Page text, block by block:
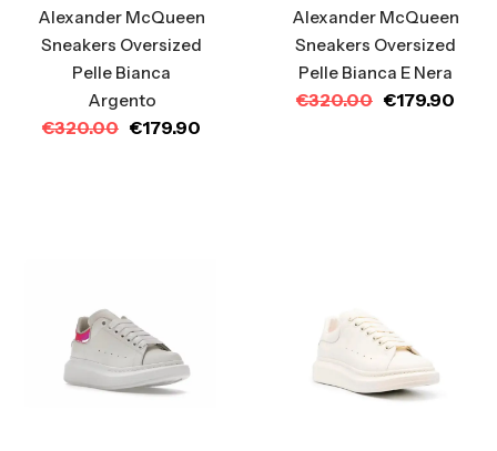
Alexander McQueen
Sneakers Oversized
Pelle Bianca
Argento
€320.00 €179.90
Alexander McQueen
Sneakers Oversized
Pelle Bianca E Nera
€320.00 €179.90